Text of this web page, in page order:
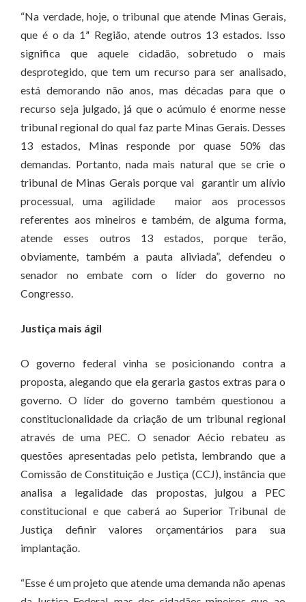
“Na verdade, hoje, o tribunal que atende Minas Gerais,
que é o da 1ª Região, atende outros 13 estados. Isso
significa que aquele cidadão, sobretudo o mais
desprotegido, que tem um recurso para ser analisado,
está demorando não anos, mas décadas para que o
recurso seja julgado, já que o acúmulo é enorme nesse
tribunal regional do qual faz parte Minas Gerais. Desses
13 estados, Minas responde por quase 50% das
demandas. Portanto, nada mais natural que se crie o
tribunal de Minas Gerais porque vai garantir um alívio
processual, uma agilidade maior aos processos
referentes aos mineiros e também, de alguma forma,
atende esses outros 13 estados, porque terão,
obviamente, também a pauta aliviada”, defendeu o
senador no embate com o líder do governo no
Congresso.
Justiça mais ágil
O governo federal vinha se posicionando contra a
proposta, alegando que ela geraria gastos extras para o
governo. O líder do governo também questionou a
constitucionalidade da criação de um tribunal regional
através de uma PEC. O senador Aécio rebateu as
questões apresentadas pelo petista, lembrando que a
Comissão de Constituição e Justiça (CCJ), instância que
analisa a legalidade das propostas, julgou a PEC
constitucional e que caberá ao Superior Tribunal de
Justiça definir valores orçamentários para sua
implantação.
“Esse é um projeto que atende uma demanda não apenas